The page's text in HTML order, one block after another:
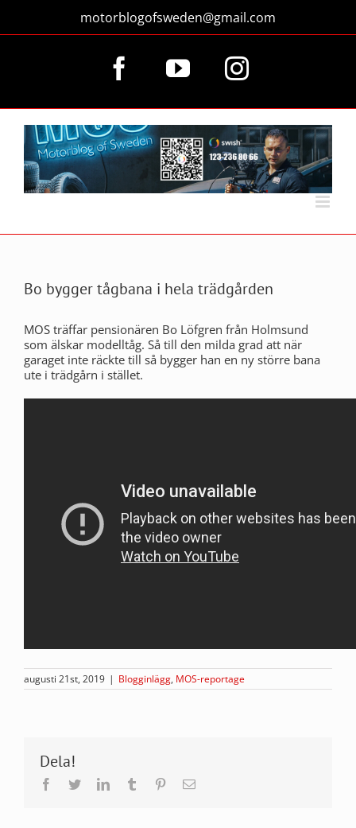
innehållet
motorblogofsweden@gmail.com
FacebookYouTubeInstagram
Bo bygger tågbana i hela trädgården
MOS träffar pensionären Bo Löfgren från Holmsund
som älskar modelltåg. Så till den milda grad att när
garaget inte räckte till så bygger han en ny större bana
ute i trädgårn i stället.
augusti 21st, 2019 | Blogginlägg, MOS-reportage
Dela!
Facebook
TwitterLinkedInTumblr Pinterest
E-